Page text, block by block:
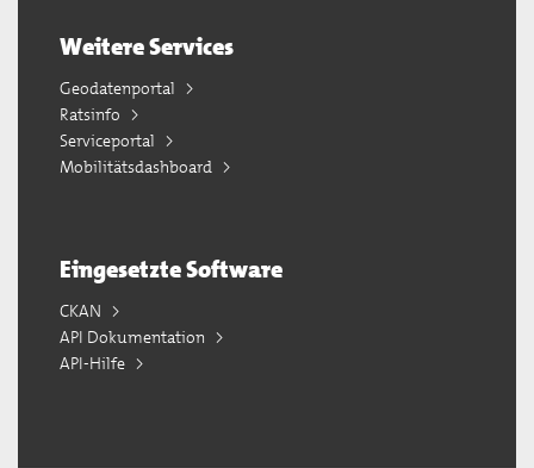
Weitere Services
Geodatenportal
Ratsinfo
Serviceportal
Mobilitätsdashboard
Eingesetzte Software
CKAN
API Dokumentation
API-Hilfe